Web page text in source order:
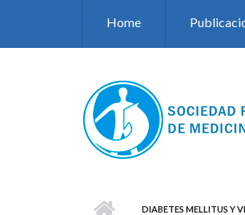
Home
DIABETES MELLITUS Y